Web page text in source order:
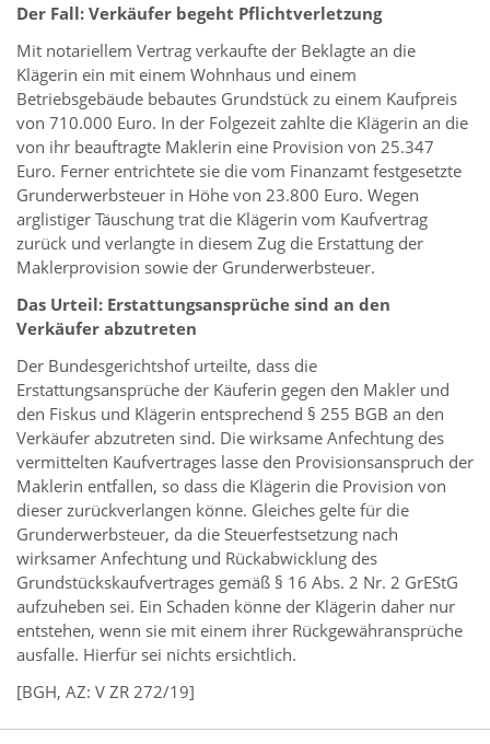
Der Fall: Verkäufer begeht Pflichtverletzung
Mit notariellem Vertrag verkaufte der Beklagte an die
Klägerin ein mit einem Wohnhaus und einem
Betriebsgebäude bebautes Grundstück zu einem Kaufpreis
von 710.000 Euro. In der Folgezeit zahlte die Klägerin an die
von ihr beauftragte Maklerin eine Provision von 25.347
Euro. Ferner entrichtete sie die vom Finanzamt festgesetzte
Grunderwerbsteuer in Höhe von 23.800 Euro. Wegen
arglistiger Täuschung trat die Klägerin vom Kaufvertrag
zurück und verlangte in diesem Zug die Erstattung der
Maklerprovision sowie der Grunderwerbsteuer.
Das Urteil: Erstattungsansprüche sind an den
Verkäufer abzutreten
Der Bundesgerichtshof urteilte, dass die
Erstattungsansprüche der Käuferin gegen den Makler und
den Fiskus und Klägerin entsprechend § 255 BGB an den
Verkäufer abzutreten sind. Die wirksame Anfechtung des
vermittelten Kaufvertrages lasse den Provisionsanspruch der
Maklerin entfallen, so dass die Klägerin die Provision von
dieser zurückverlangen könne. Gleiches gelte für die
Grunderwerbsteuer, da die Steuerfestsetzung nach
wirksamer Anfechtung und Rückabwicklung des
Grundstückskaufvertrages gemäß § 16 Abs. 2 Nr. 2 GrEStG
aufzuheben sei. Ein Schaden könne der Klägerin daher nur
entstehen, wenn sie mit einem ihrer Rückgewähransprüche
ausfalle. Hierfür sei nichts ersichtlich.
[BGH, AZ: V ZR 272/19]